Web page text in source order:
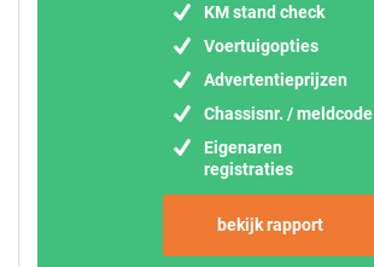
KM stand check
Voertuigopties
Advertentieprijzen
Chassisnr. / meldcode
Eigenaren
registraties
bekijk rapport